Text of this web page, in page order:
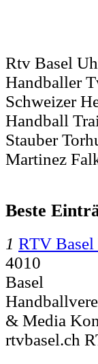
Rtv Basel
Handballer
Schweizer
Handball
Stauber
Martinez
Beste
1 RTV
4010
Basel
& Media
rtvbasel.ch